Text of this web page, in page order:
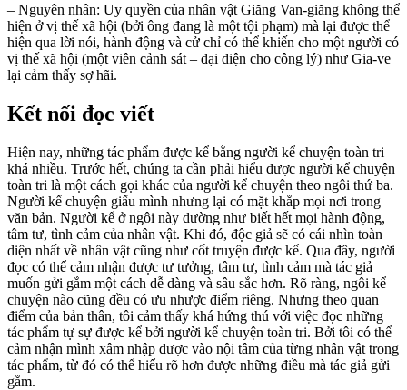
– Nguyên nhân: Uy quyền của nhân vật Giăng Van-giăng không thể
hiện ở vị thế xã hội (bởi ông đang là một tội phạm) mà lại được thể
hiện qua lời nói, hành động và cử chỉ có thể khiến cho một người có
vị thế xã hội (một viên cảnh sát – đại diện cho công lý) như Gia-ve
lại cảm thấy sợ hãi.
Kết nối đọc viết
Hiện nay, những tác phẩm được kể bằng người kể chuyện toàn tri
khá nhiều. Trước hết, chúng ta cần phải hiểu được người kể chuyện
toàn tri là một cách gọi khác của người kể chuyện theo ngôi thứ ba.
Người kể chuyện giấu mình nhưng lại có mặt khắp mọi nơi trong
văn bản. Người kể ở ngôi này dường như biết hết mọi hành động,
tâm tư, tình cảm của nhân vật. Khi đó, độc giả sẽ có cái nhìn toàn
diện nhất về nhân vật cũng như cốt truyện được kể. Qua đây, người
đọc có thể cảm nhận được tư tưởng, tâm tư, tình cảm mà tác giả
muốn gửi gắm một cách dễ dàng và sâu sắc hơn. Rõ ràng, ngôi kể
chuyện nào cũng đều có ưu nhược điểm riêng. Nhưng theo quan
điểm của bản thân, tôi cảm thấy khá hứng thú với việc đọc những
tác phẩm tự sự được kể bởi người kể chuyện toàn tri. Bởi tôi có thể
cảm nhận mình xâm nhập được vào nội tâm của từng nhân vật trong
tác phẩm, từ đó có thể hiểu rõ hơn được những điều mà tác giả gửi
gắm.